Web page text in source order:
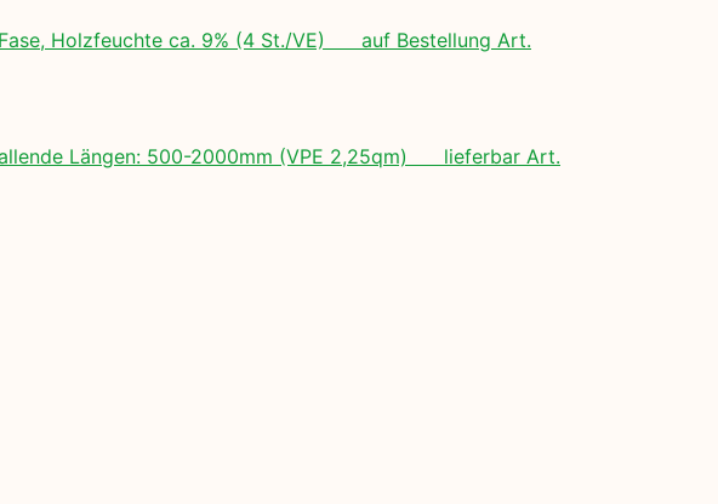
Holzfeuchte ca. 9% (4 St./VE) auf Bestellung Art.
Längen: 500-2000mm (VPE 2,25qm) lieferbar Art.